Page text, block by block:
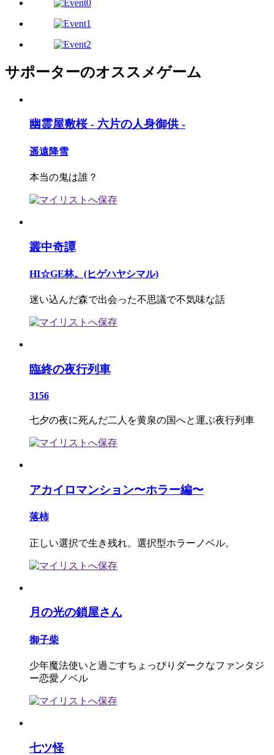
サポーターのオススメゲーム
幽霊屋敷桜 - 六片の人身御供 -
遥遠降雪
本当の鬼は誰？
叢中奇譚
HI☆GE林。(ヒゲハヤシマル)
迷い込んだ森で出会った不思議で不気味な話
臨終の夜行列車
3156
七夕の夜に死んだ二人を黄泉の国へと運ぶ夜行列車
アカイロマンション〜ホラー編〜
落柿
正しい選択で生き残れ。選択型ホラーノベル。
月の光の鎖屋さん
御子柴
少年魔法使いと過ごすちょっぴりダークなファンタジ
ー恋愛ノベル
七ツ怪